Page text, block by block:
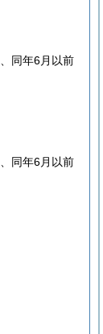
同年6月以前
同年6月以前